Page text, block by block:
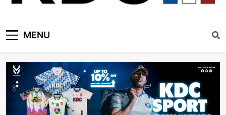
KDC SOLUTION | เคดีซี
โซลูชั่น
MENU